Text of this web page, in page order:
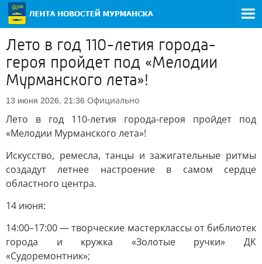
Лето в год 110-летия города-
героя пройдет под «Мелодии
Мурманского лета»!
13 июня 2026, 21:36 Официально
Лето в год 110-летия города-героя пройдет под
«Мелодии Мурманского лета»!
Искусство, ремесла, танцы и зажигательные ритмы
создадут летнее настроение в самом сердце
областного центра.
14 июня:
14:00–17:00 — творческие мастерклассы от библиотек
города и кружка «Золотые ручки» ДК
«Судоремонтник»;